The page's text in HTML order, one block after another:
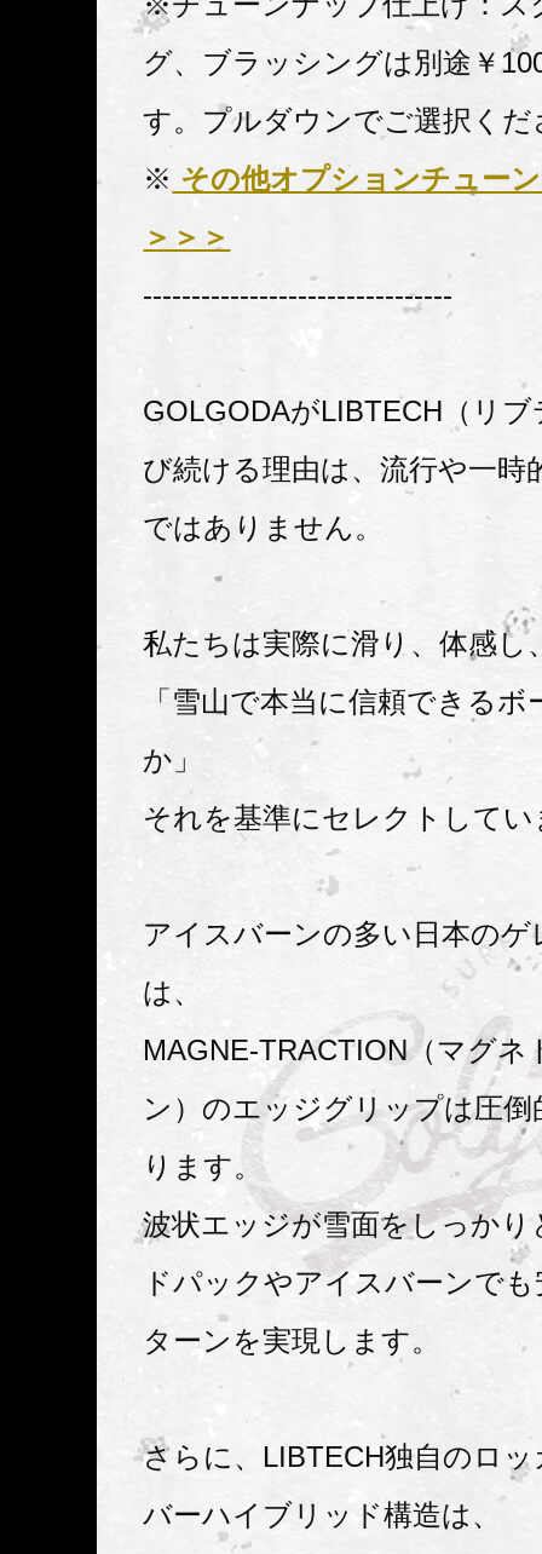
グ、ブラッシングは別途￥
す。プルダウンでご選択くだ
※ その他オプションチュー
＞＞＞
--------------------------------
GOLGODAがLIBTECH（リ
び続ける理由は、流行や一時
ではありません。
私たちは実際に滑り、体感し
「雪山で本当に信頼できる
か」
それを基準にセレクトしてい
アイスバーンの多い日本のゲ
は、
MAGNE-TRACTION（マグネ
ン）のエッジグリップは圧
ります。
波状エッジが雪面をしっかり
ドパックやアイスバーンで
ターンを実現します。
さらに、LIBTECH独自のロ
バーハイブリッド構造は、